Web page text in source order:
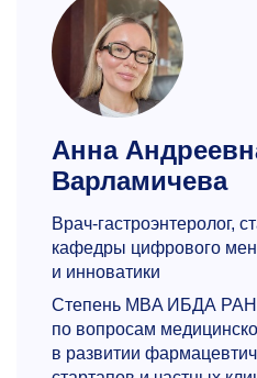
Анна
Варламичева
Врач-гастроэнтеролог,
кафедры цифрового
и инноватики
Степень MBA ИБДА
по вопросам
в развитии